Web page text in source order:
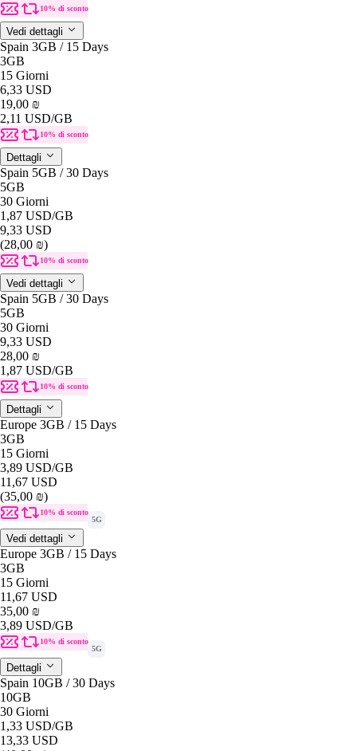
10% di sconto
Vedi dettagli
Spain 3GB / 15 Days
3GB
15 Giorni
6,33 USD
19,00 ₪
2,11 USD/GB
10% di sconto
Dettagli
Spain 5GB / 30 Days
5GB
30 Giorni
1,87 USD/GB
9,33 USD
(28,00 ₪)
10% di sconto
Vedi dettagli
Spain 5GB / 30 Days
5GB
30 Giorni
9,33 USD
28,00 ₪
1,87 USD/GB
10% di sconto
Dettagli
Europe 3GB / 15 Days
3GB
15 Giorni
3,89 USD/GB
11,67 USD
(35,00 ₪)
10% di sconto
5G
Vedi dettagli
Europe 3GB / 15 Days
3GB
15 Giorni
11,67 USD
35,00 ₪
3,89 USD/GB
10% di sconto
5G
Dettagli
Spain 10GB / 30 Days
10GB
30 Giorni
1,33 USD/GB
13,33 USD